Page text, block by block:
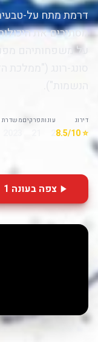
דרמת מתח על-
מסתירים את
על משפחותיהם
דירוג
⭐ 8.5/10
עונותפרקיםמשדרת
צפה בעונה 1